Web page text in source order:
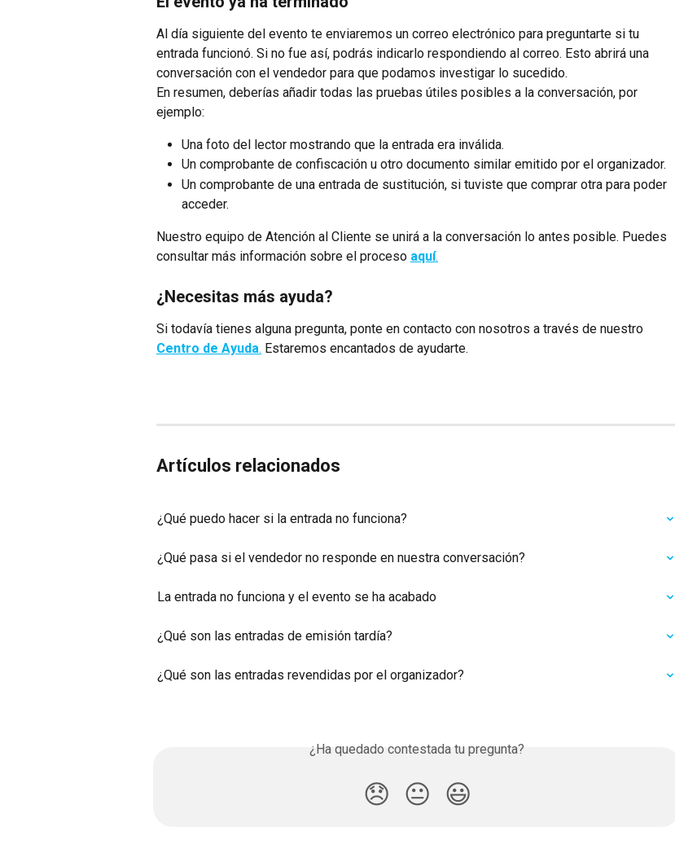
Al día siguiente del evento te enviaremos un correo electrónico para preguntarte si tu
entrada funcionó. Si no fue así, podrás indicarlo respondiendo al correo. Esto abrirá una
conversación con el vendedor para que podamos investigar lo sucedido.
En resumen, deberías añadir todas las pruebas útiles posibles a la conversación, por
ejemplo:
Una foto del lector mostrando que la entrada era inválida.
Un comprobante de confiscación u otro documento similar emitido por el organizador.
Un comprobante de una entrada de sustitución, si tuviste que comprar otra para poder
acceder.
Nuestro equipo de Atención al Cliente se unirá a la conversación lo antes posible. Puedes
consultar más información sobre el proceso aquí.
¿Necesitas más ayuda?
Si todavía tienes alguna pregunta, ponte en contacto con nosotros a través de nuestro
Centro de Ayuda. Estaremos encantados de ayudarte.
Artículos relacionados
¿Qué puedo hacer si la entrada no funciona?
¿Qué pasa si el vendedor no responde en nuestra conversación?
La entrada no funciona y el evento se ha acabado
¿Qué son las entradas de emisión tardía?
¿Qué son las entradas revendidas por el organizador?
¿Ha quedado contestada tu pregunta?
😞 😐 😃